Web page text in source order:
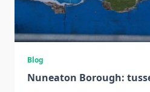
Blog
Nuneaton Borough: